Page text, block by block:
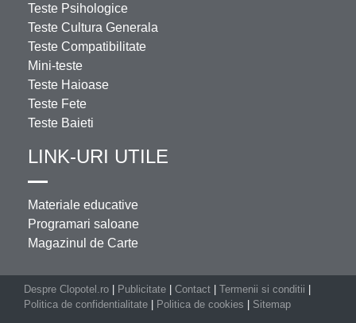
Teste Psihologice
Teste Cultura Generala
Teste Compatibilitate
Mini-teste
Teste Haioase
Teste Fete
Teste Baieti
LINK-URI UTILE
Materiale educative
Programari saloane
Magazinul de Carte
Despre Clopotel.ro Publicitate Contact Termenii si conditii
Politica de confidentialitate
Politica de cookies Sitemap